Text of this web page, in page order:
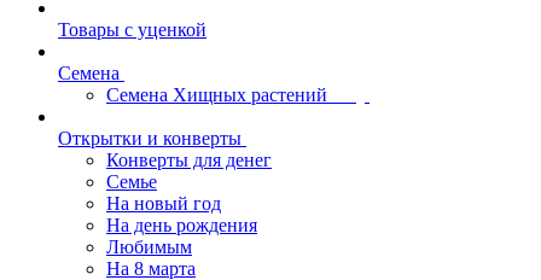
Товары с уценкой
Семена
Семена Хищных растений
Открытки и конверты
Конверты для денег
Семье
На новый год
На день рождения
Любимым
На 8 марта